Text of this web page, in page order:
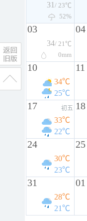
31 / 23℃
52%
03
34/ 21℃
0mm
04
10
34℃
25℃
11
17 初五
33℃
22℃
18
24
30℃
23℃
25
31
28℃
21℃
01